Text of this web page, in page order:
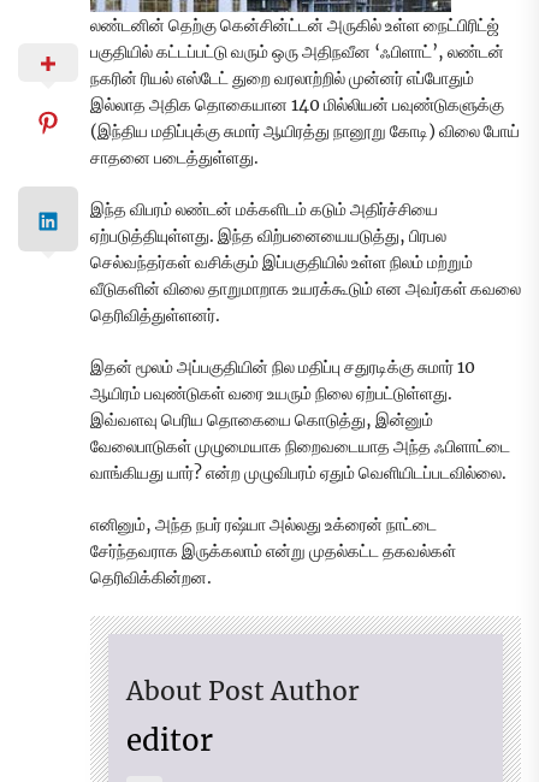
லண்டனின் தெற்கு கென்சின்ட்டன் அருகில் உள்ள நைட்பிரிட்ஜ்
பகுதியில் கட்டப்பட்டு வரும் ஒரு அதிநவீன ‘ஃபிளாட்’, லண்டன்
நகரின் ரியல் எஸ்டேட் துறை வரலாற்றில் முன்னர் எப்போதும்
இல்லாத அதிக தொகையான 140 மில்லியன் பவுண்டுகளுக்கு
(இந்திய மதிப்புக்கு சுமார் ஆயிரத்து நானூறு கோடி) விலை போய்
சாதனை படைத்துள்ளது.
இந்த விபரம் லண்டன் மக்களிடம் கடும் அதிர்ச்சியை
ஏற்படுத்தியுள்ளது. இந்த விற்பனையையடுத்து, பிரபல
செல்வந்தர்கள் வசிக்கும் இப்பகுதியில் உள்ள நிலம் மற்றும்
வீடுகளின் விலை தாறுமாறாக உயரக்கூடும் என அவர்கள் கவலை
தெரிவித்துள்ளனர்.
இதன் மூலம் அப்பகுதியின் நில மதிப்பு சதுரடிக்கு சுமார் 10
ஆயிரம் பவுண்டுகள் வரை உயரும் நிலை ஏற்பட்டுள்ளது.
இவ்வளவு பெரிய தொகையை கொடுத்து, இன்னும்
வேலைபாடுகள் முழுமையாக நிறைவடையாத அந்த ஃபிளாட்டை
வாங்கியது யார்? என்ற முழுவிபரம் ஏதும் வெளியிடப்படவில்லை.
எனினும், அந்த நபர் ரஷ்யா அல்லது உக்ரைன் நாட்டை
சேர்ந்தவராக இருக்கலாம் என்று முதல்கட்ட தகவல்கள்
தெரிவிக்கின்றன.
About Post Author
editor